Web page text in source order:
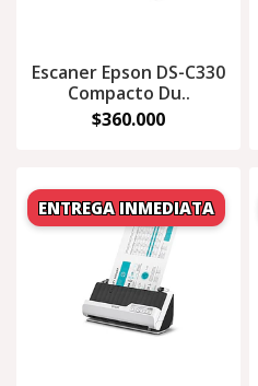
Escaner Epson DS-C330
Compacto Du..
$360.000